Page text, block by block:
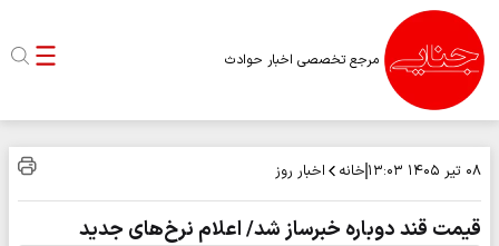
مرجع تخصصی اخبار حوادث
۰۸ تیر ۱۴۰۵ ۱۳:۰۳ خانه اخبار روز
قیمت قند دوباره خبرساز شد/ اعلام نرخ‌های جدید